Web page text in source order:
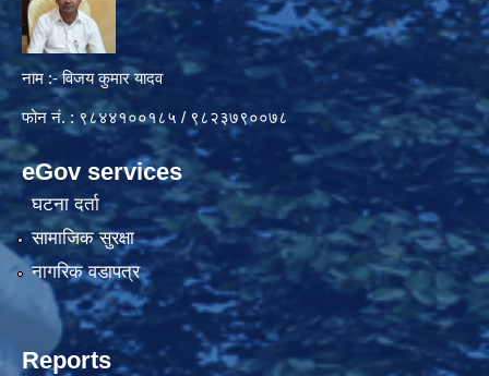
नाम :- विजय कुमार यादव
फोन नं. : ९८४४१००१८५ / ९८२३७९००७८
eGov services
घटना दर्ता
सामाजिक सुरक्षा
नागरिक वडापत्र
Reports